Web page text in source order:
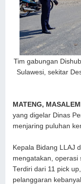
Tim gabungan
Sulawesi, sekitar
MATENG,
yang digelar Dinas
menjaring puluhan
Kepala Bidang LLAJ
mengatakan, operasi
Terdiri dari 11 pick
pelanggaran